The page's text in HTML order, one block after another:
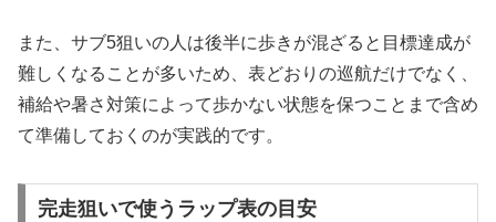
また、サブ5狙いの人は後半に歩きが混ざると目標達成が
難しくなることが多いため、表どおりの巡航だけでなく、
補給や暑さ対策によって歩かない状態を保つことまで含め
て準備しておくのが実践的です。
完走狙いで使うラップ表の目安